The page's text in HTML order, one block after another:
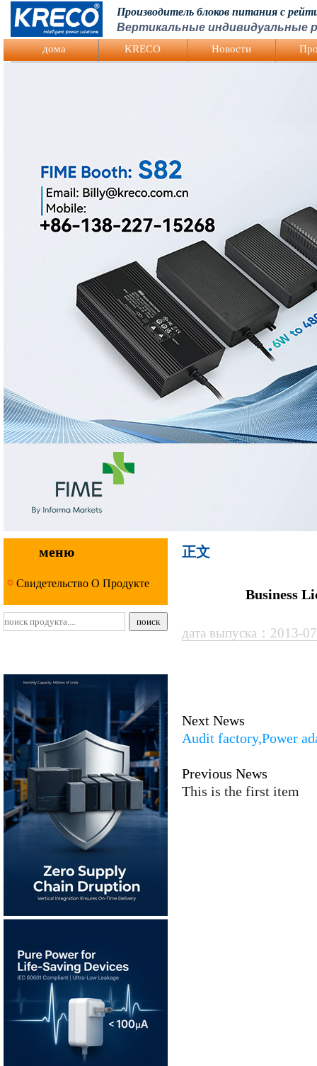
Logo Picture
Производитель блоков питания с
Вертикальные индивидуальные
дома KRECO Hовости
меню
Свидетельство О Продукте
正文
Business
дата выпуска：
Next News
Audit factory,Power
Previous News
This is the first item